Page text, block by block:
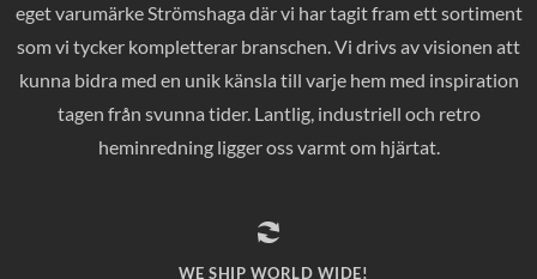
eget varumärke Strömshaga där vi har tagit fram ett sortiment
som vi tycker kompletterar branschen. Vi drivs av visionen att
kunna bidra med en unik känsla till varje hem med inspiration
tagen från svunna tider. Lantlig, industriell och retro
heminredning ligger oss varmt om hjärtat.
WE SHIP WORLD WIDE!